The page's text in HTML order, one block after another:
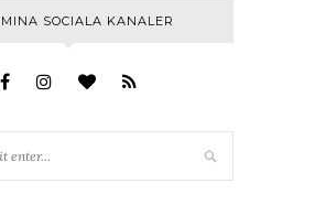
SOCIALA KANALER